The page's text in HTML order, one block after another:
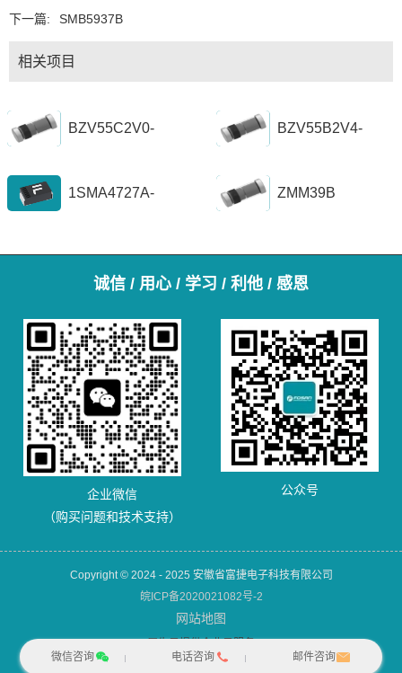
下一篇:
SMB5937B
相关项目
BZV55C2V0- BZV55B2V4-
1SMA4727A-
ZMM39B
诚信 / 用心 / 学习 / 利他 / 感恩
企业微信
（购买问题和技术支持）
公众号
Copyright © 2024 - 2025 安徽省富捷电子科技有限公司
皖ICP备2020021082号-2
网站地图
微信咨询
电话咨询 邮件咨询